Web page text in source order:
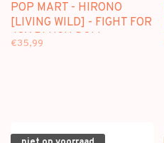
POP MART - HIRONO
[LIVING WILD] - FIGHT FOR
JOY PLUSH DOLL
€35,99